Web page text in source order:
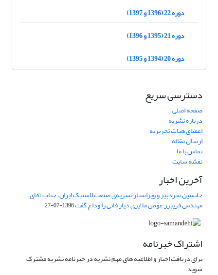
دوره 22 (1396 و 1397)
دوره 21 (1395 و 1396)
دوره 20 (1394 و 1395)
دسترسی سریع
صفحه اصلی
درباره نشریه
اعضای هیات تحریریه
ارسال مقاله
تماس با ما
نقشه سایت
آخرین اخبار
جانشین سردبیر و ویراستار نشریه‌ی صنعت لاستیک ایران، جناب آقای
مهندس فریبرز عوض ملایری دیار فانی را وداع گفت1396-07-27
اشتراک خبرنامه
برای دریافت اخبار و اطلاعیه های مهم نشریه در خبرنامه نشریه مشترک
شوید.